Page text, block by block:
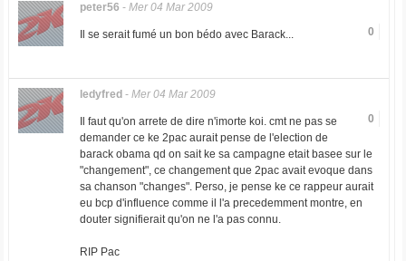
peter56 - Mer 04 Mar 2009
0
Il se serait fumé un bon bédo avec Barack...
ledyfred - Mer 04 Mar 2009
0
Il faut qu'on arrete de dire n'imorte koi. cmt ne pas se
demander ce ke 2pac aurait pense de l'election de
barack obama qd on sait ke sa campagne etait basee sur le
"changement", ce changement que 2pac avait evoque dans
sa chanson "changes". Perso, je pense ke ce rappeur aurait
eu bcp d'influence comme il l'a precedemment montre, en
douter signifierait qu'on ne l'a pas connu.
RIP Pac